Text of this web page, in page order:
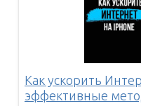
Как ускорить
эффективные